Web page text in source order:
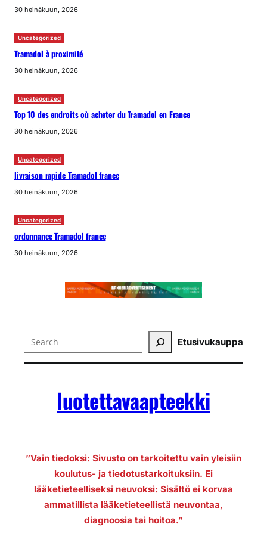
30 heinäkuun, 2026
Uncategorized
Tramadol à proximité
30 heinäkuun, 2026
Uncategorized
Top 10 des endroits où acheter du Tramadol en France
30 heinäkuun, 2026
Uncategorized
livraison rapide Tramadol france
30 heinäkuun, 2026
Uncategorized
ordonnance Tramadol france
30 heinäkuun, 2026
Search Etusivukauppa
luotettavaapteekki
”Vain tiedoksi: Sivusto on tarkoitettu vain yleisiin
koulutus- ja tiedotustarkoituksiin. Ei
lääketieteelliseksi neuvoksi: Sisältö ei korvaa
ammatillista lääketieteellistä neuvontaa,
diagnoosia tai hoitoa.”